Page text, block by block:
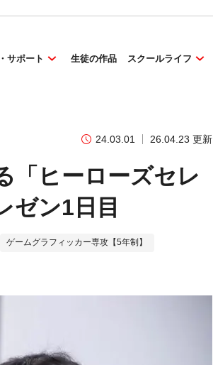
サポート 生徒の作品 スクールライフ
24.03.01 26.04.23 更新
「ヒーローズセレ
ゼン1日目
ゲームグラフィッカー専攻【5年制】